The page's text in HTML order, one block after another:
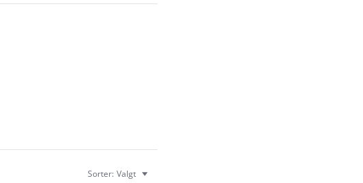
Sorter: Valgt